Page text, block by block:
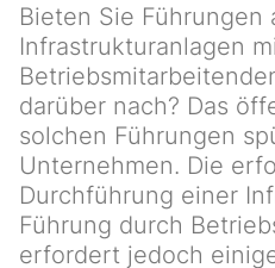
Bieten Sie Führungen
Infrastrukturanlagen
darüber nach? Das
solchen Führungen
Unternehmen. Die
Durchführung einer
Führung durch
erfordert jedoch